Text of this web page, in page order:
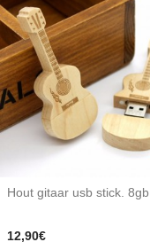
Hout gitaar usb stick. 8gb
12,90€